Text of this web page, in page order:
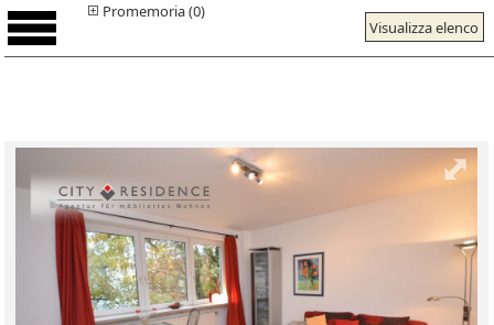
Visualizza elenco
Promemoria (0)